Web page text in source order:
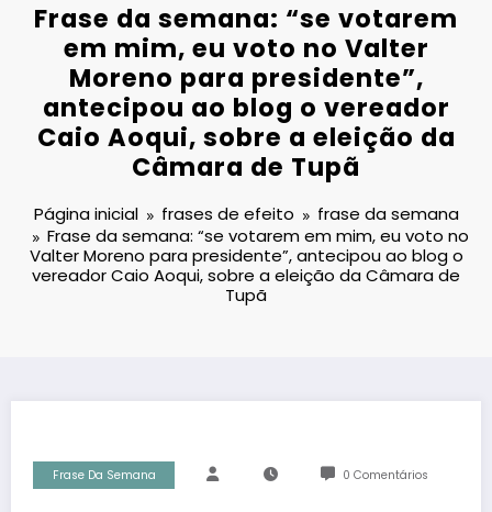
Frase da semana: “se votarem
em mim, eu voto no Valter
Moreno para presidente”,
antecipou ao blog o vereador
Caio Aoqui, sobre a eleição da
Câmara de Tupã
Página inicial frases de efeito
frase da semana
Frase da semana: “se votarem em mim, eu voto no
Valter Moreno para presidente”, antecipou ao blog o
vereador Caio Aoqui, sobre a eleição da Câmara de
Tupã
Frase Da Semana 0 Comentários